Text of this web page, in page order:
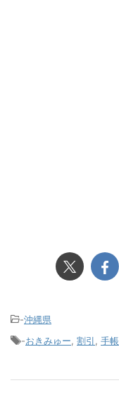
-沖縄県
-おきみゅー 割引 手帳